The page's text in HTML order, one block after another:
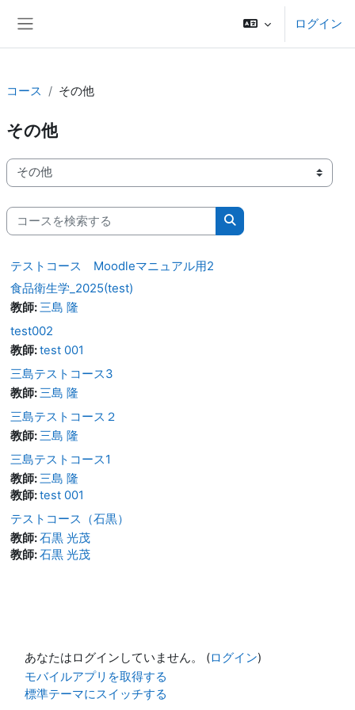
ログイン
コース その他
その他
コースカテゴリ
コースを検索する
コースを検索する
テストコース Moodleマニュアル用2
食品衛生学_2025(test)
教師:三島 隆
test002
教師:test 001
三島テストコース3
教師:三島 隆
三島テストコース２
教師:三島 隆
三島テストコース1
教師:三島 隆
教師:test 001
テストコース（石黒）
教師:石黒 光茂
教師:石黒 光茂
あなたはログインしていません。 (ログイン)
モバイルアプリを取得する
標準テーマにスイッチする